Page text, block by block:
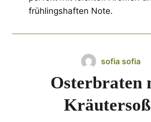
frühlingshaften Note.
sofia sofia
Osterbraten